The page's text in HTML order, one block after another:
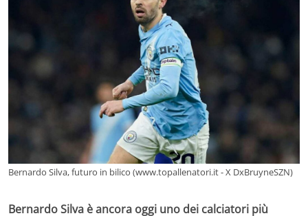
Bernardo Silva, futuro in bilico (www.topallenatori.it - X DxBruyneSZN)
Bernardo Silva è ancora oggi uno dei calciatori più